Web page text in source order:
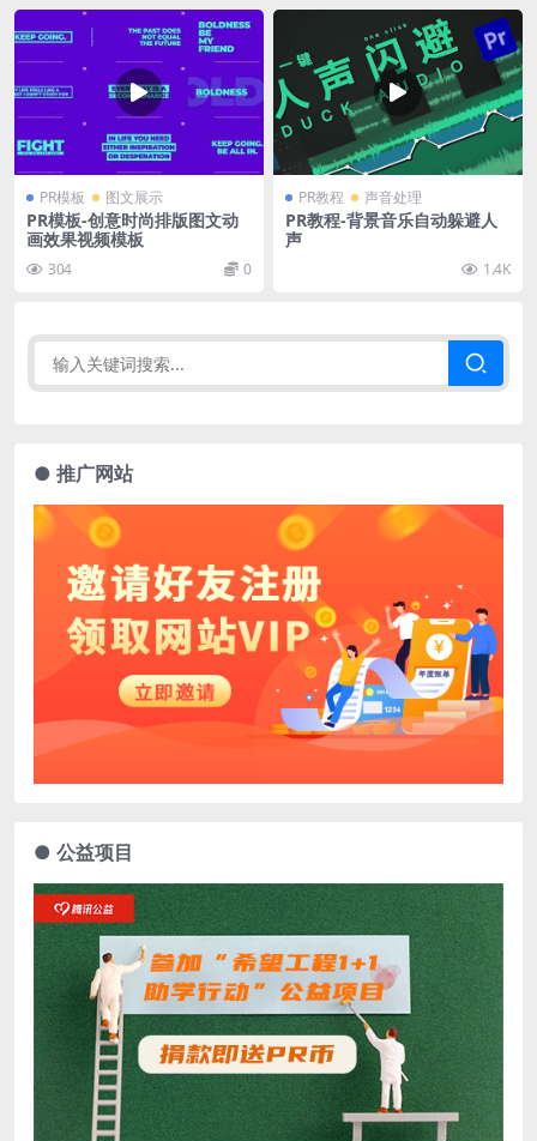
PR模板 图文展示
PR模板-创意时尚排版图文动
画效果视频模板
304 0
PR教程 声音处理
PR教程-背景音乐自动躲避人
声
1.4K
● 推广网站
● 公益项目